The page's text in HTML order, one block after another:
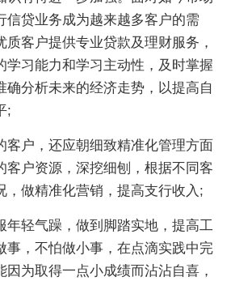
信贷业务成为越来越多客户的需
质客户提供专业贷款及理财服务，
学习能力和学习主动性，及时掌握
确分析未来的经济走势，以提高自
;
客户，还应朝细致精准化管理方面
客户资源，深挖细刨，根据不同客
，做精准化营销，提高支行收入;
年轻气躁，做到脚踏实地，提高工
事，不怕做小事，在点滴实践中完
因为取得一点小成绩而沾沾自喜，